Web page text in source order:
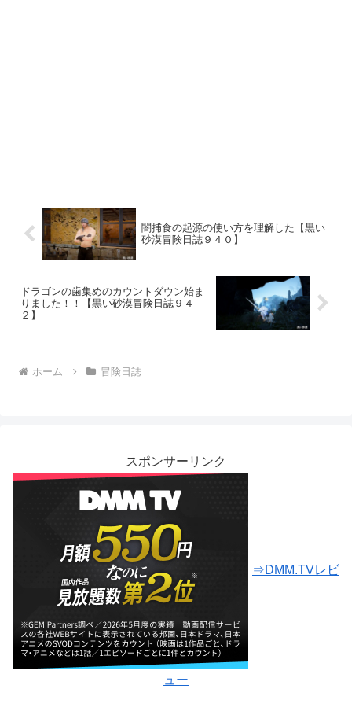
闇捕食の起源の使い方を理解した【黒い
砂漠冒険日誌９４０】
ドラゴンの歯集めのカウントダウン始ま
りました！！【黒い砂漠冒険日誌９４
２】
ホーム 冒険日誌
スポンサーリンク
⇒DMM.TVレビ
ュー